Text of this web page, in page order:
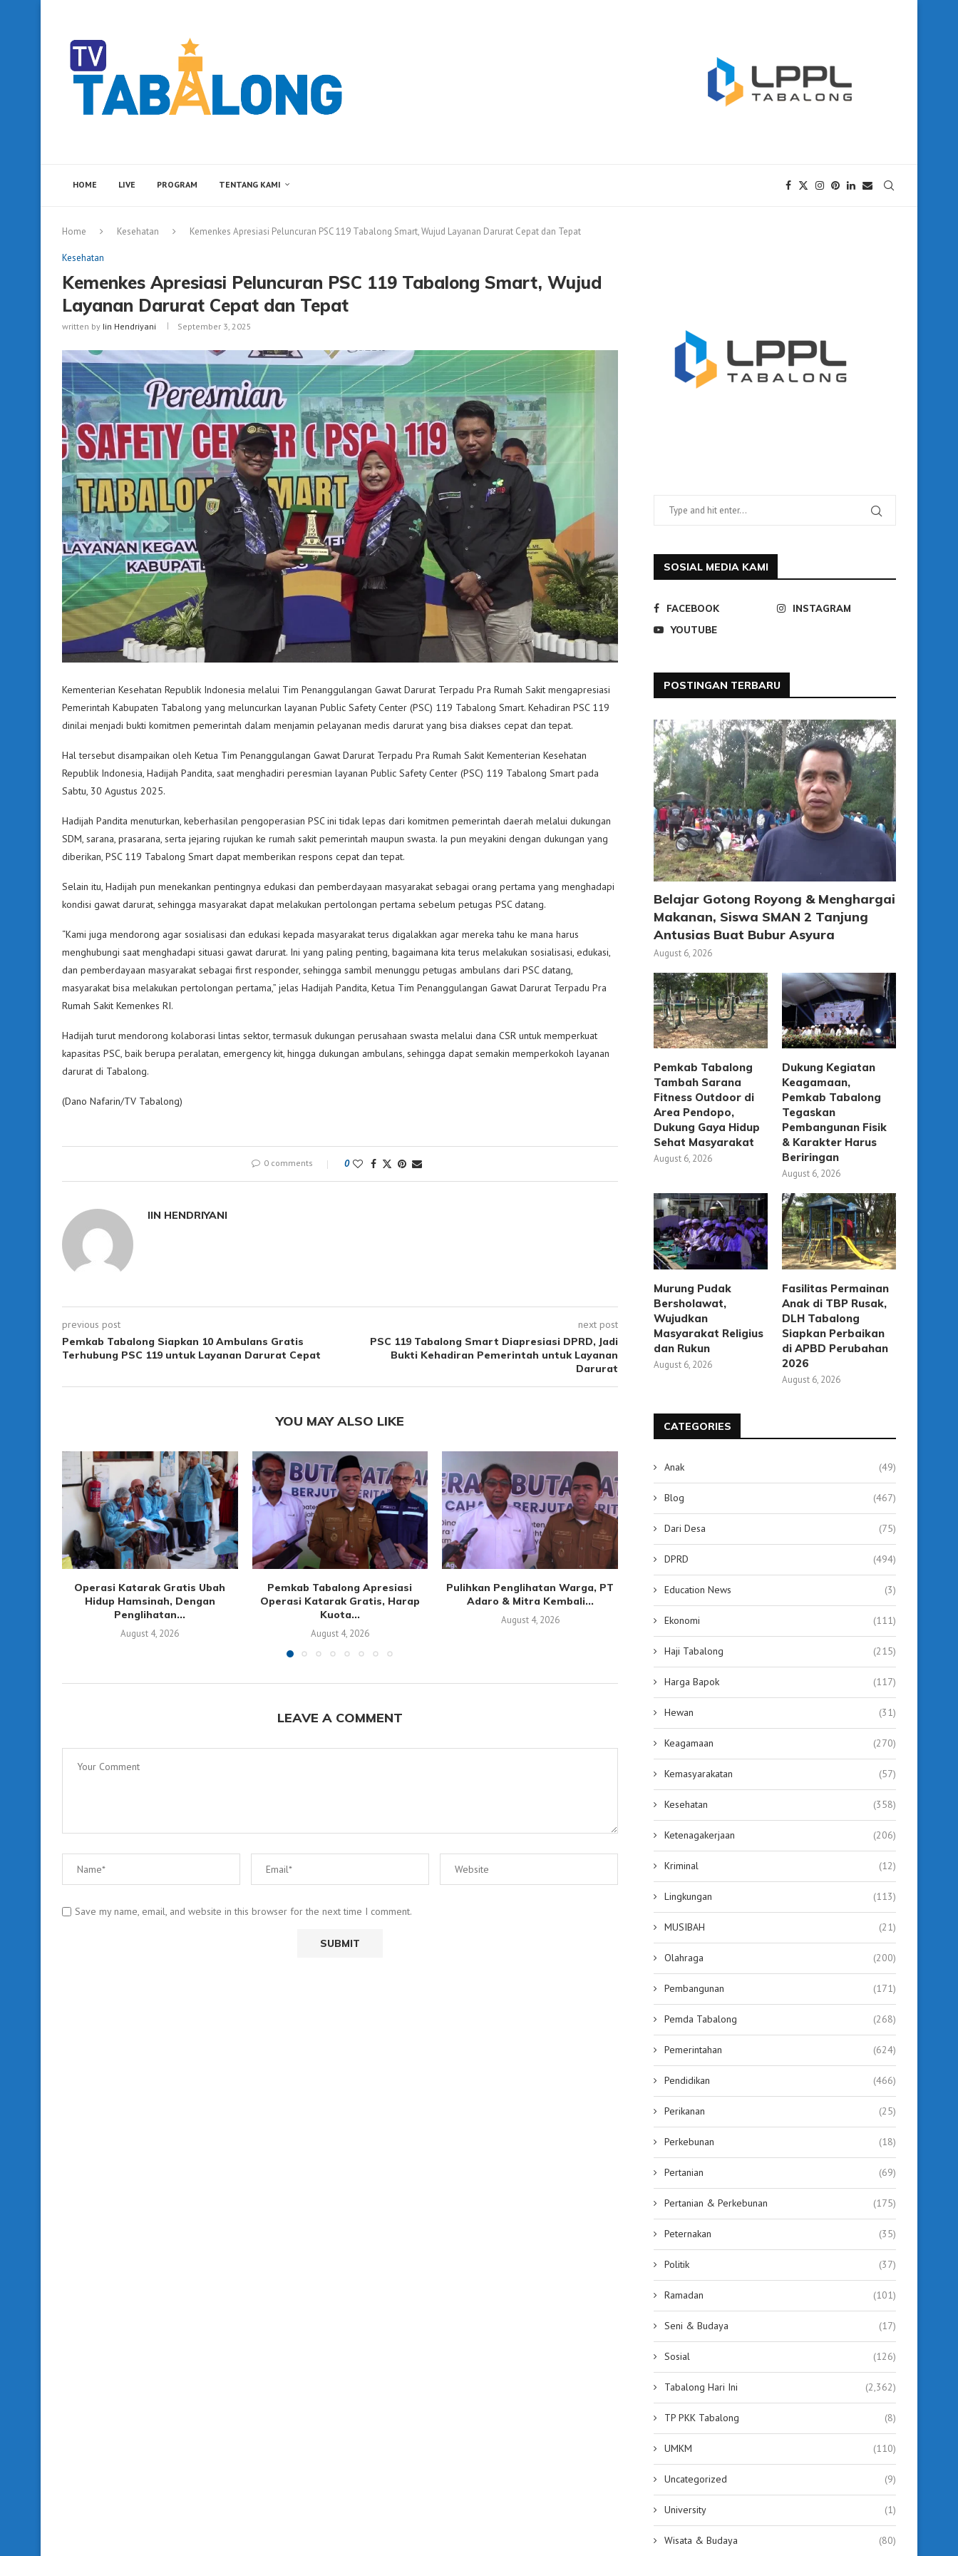
HOME LIVE PROGRAM TENTANG KAMI
Home Kesehatan Kemenkes Apresiasi Peluncuran PSC 119 Tabalong Smart, Wujud Layanan Darurat Cepat dan Tepat
Kesehatan
Kemenkes Apresiasi Peluncuran PSC 119 Tabalong Smart, Wujud
Layanan Darurat Cepat dan Tepat
written by Iin Hendriyani September 3, 2025
Kementerian Kesehatan Republik Indonesia melalui Tim Penanggulangan Gawat Darurat Terpadu Pra Rumah Sakit mengapresiasi
Pemerintah Kabupaten Tabalong yang meluncurkan layanan Public Safety Center (PSC) 119 Tabalong Smart. Kehadiran PSC 119
dinilai menjadi bukti komitmen pemerintah dalam menjamin pelayanan medis darurat yang bisa diakses cepat dan tepat.
Hal tersebut disampaikan oleh Ketua Tim Penanggulangan Gawat Darurat Terpadu Pra Rumah Sakit Kementerian Kesehatan
Republik Indonesia, Hadijah Pandita, saat menghadiri peresmian layanan Public Safety Center (PSC) 119 Tabalong Smart pada
Sabtu, 30 Agustus 2025.
Hadijah Pandita menuturkan, keberhasilan pengoperasian PSC ini tidak lepas dari komitmen pemerintah daerah melalui dukungan
SDM, sarana, prasarana, serta jejaring rujukan ke rumah sakit pemerintah maupun swasta. Ia pun meyakini dengan dukungan yang
diberikan, PSC 119 Tabalong Smart dapat memberikan respons cepat dan tepat.
Selain itu, Hadijah pun menekankan pentingnya edukasi dan pemberdayaan masyarakat sebagai orang pertama yang menghadapi
kondisi gawat darurat, sehingga masyarakat dapat melakukan pertolongan pertama sebelum petugas PSC datang.
“Kami juga mendorong agar sosialisasi dan edukasi kepada masyarakat terus digalakkan agar mereka tahu ke mana harus
menghubungi saat menghadapi situasi gawat darurat. Ini yang paling penting, bagaimana kita terus melakukan sosialisasi, edukasi,
dan pemberdayaan masyarakat sebagai first responder, sehingga sambil menunggu petugas ambulans dari PSC datang,
masyarakat bisa melakukan pertolongan pertama,” jelas Hadijah Pandita, Ketua Tim Penanggulangan Gawat Darurat Terpadu Pra
Rumah Sakit Kemenkes RI.
Hadijah turut mendorong kolaborasi lintas sektor, termasuk dukungan perusahaan swasta melalui dana CSR untuk memperkuat
kapasitas PSC, baik berupa peralatan, emergency kit, hingga dukungan ambulans, sehingga dapat semakin memperkokoh layanan
darurat di Tabalong.
(Dano Nafarin/TV Tabalong)
0 comments 0
IIN HENDRIYANI
previous post
Pemkab Tabalong Siapkan 10 Ambulans Gratis
Terhubung PSC 119 untuk Layanan Darurat Cepat
next post
PSC 119 Tabalong Smart Diapresiasi DPRD, Jadi
Bukti Kehadiran Pemerintah untuk Layanan
Darurat
YOU MAY ALSO LIKE
Operasi Katarak Gratis Ubah
Hidup Hamsinah, Dengan
Penglihatan...
August 4, 2026
Pemkab Tabalong Apresiasi
Operasi Katarak Gratis, Harap
Kuota...
August 4, 2026
Pulihkan Penglihatan Warga, PT
Adaro & Mitra Kembali...
August 4, 2026
2024 Angka Stunting Tabalong
July 29, 2026
Bupati Tabalong
July 29, 2026
LEAVE A COMMENT
Save my name, email, and website in this browser for the next time I comment.
SOSIAL MEDIA KAMI
FACEBOOK
INSTAGRAM
YOUTUBE
POSTINGAN TERBARU
Belajar Gotong Royong & Menghargai
Makanan, Siswa SMAN 2 Tanjung
Antusias Buat Bubur Asyura
August 6, 2026
Pemkab Tabalong
Tambah Sarana
Fitness Outdoor di
Area Pendopo,
Dukung Gaya Hidup
Sehat Masyarakat
August 6, 2026
Dukung Kegiatan
Keagamaan,
Pemkab Tabalong
Tegaskan
Pembangunan Fisik
& Karakter Harus
Beriringan
August 6, 2026
Murung Pudak
Bersholawat,
Wujudkan
Masyarakat Religius
dan Rukun
August 6, 2026
Fasilitas Permainan
Anak di TBP Rusak,
DLH Tabalong
Siapkan Perbaikan
di APBD Perubahan
2026
August 6, 2026
CATEGORIES
Anak (49)
Blog (467)
Dari Desa (75)
DPRD (494)
Education News (3)
Ekonomi (111)
Haji Tabalong (215)
Harga Bapok (117)
Hewan (31)
Keagamaan (270)
Kemasyarakatan (57)
Kesehatan (358)
Ketenagakerjaan (206)
Kriminal (12)
Lingkungan (113)
MUSIBAH (21)
Olahraga (200)
Pembangunan (171)
Pemda Tabalong (268)
Pemerintahan (624)
Pendidikan (466)
Perikanan (25)
Perkebunan (18)
Pertanian (69)
Pertanian & Perkebunan (175)
Peternakan (35)
Politik (37)
Ramadan (101)
Seni & Budaya (17)
Sosial (126)
Tabalong Hari Ini (2,362)
TP PKK Tabalong (8)
UMKM (110)
Uncategorized (9)
University (1)
Wisata & Budaya (80)